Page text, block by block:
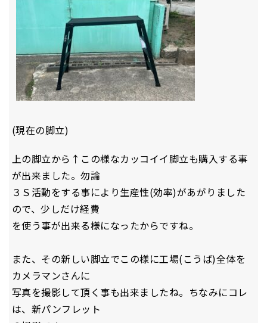
(現在の脚立)
上の脚立から↑この様なカッコイイ脚立も購入する事
が出来ました。勿論
３Ｓ活動をする事により生産性(効率)があがりました
ので、少しだけ経費
を使う事が出来る様になったからですね。
また、その新しい脚立でこの様に工場(こうば)全体を
カメラマンさんに
写真を撮影して頂く事も出来ましたね。ちなみにコレ
は、新パンフレット